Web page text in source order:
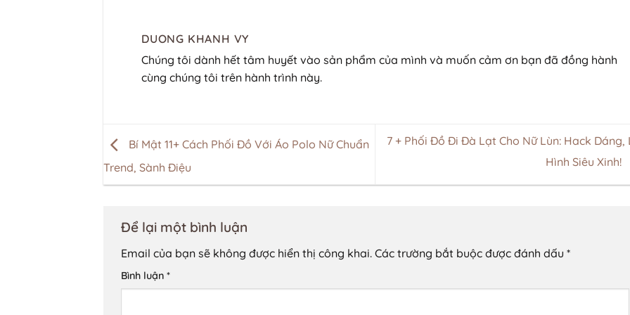
DUONG KHANH VY
Chúng tôi dành hết tâm huyết vào sản phẩm của mình và muốn cảm ơn bạn đã đồng hành
cùng chúng tôi trên hành trình này.
Bí Mật 11+ Cách Phối Đồ Với Áo Polo Nữ Chuẩn
Trend, Sành Điệu
7 + Phối Đồ Đi Đà Lạt Cho Nữ Lùn: Hack Dáng,
Hình Siêu Xinh!
Để lại một bình luận
Email của bạn sẽ không được hiển thị công khai. Các trường bắt buộc được đánh dấu *
Bình luận *